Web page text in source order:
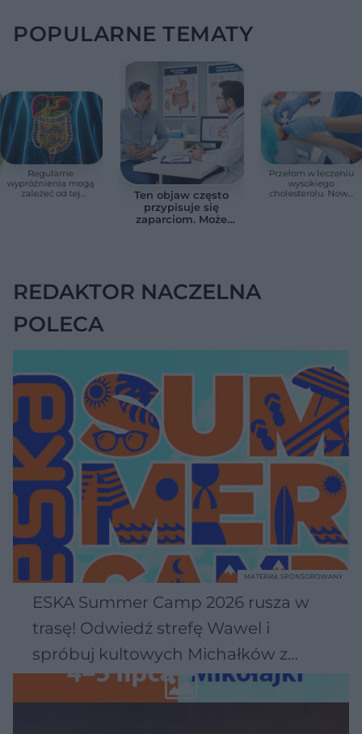
POPULARNE TEMATY
Regularne
wypróżnienia mogą
zależeć od tej
Ten objaw często
przypisuje się
zaparciom. Może
Przełom w leczeniu
wysokiego
cholesterolu. Nowa
REDAKTOR NACZELNA
POLECA
ESKA Summer Camp 2026 rusza w
trasę! Odwiedź strefę Wawel i
spróbuj kultowych Michałków z
Wawelu
MATERIAŁ SPONSOROWANY